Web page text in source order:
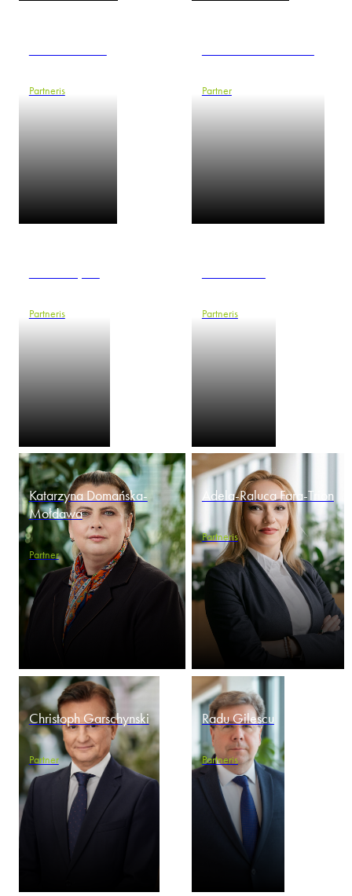
Partneris Partner
Partneris Partneris
Katarzyna Domańska-
Mołdawa
Partner
Adela-Raluca Fara-Trion
Partneris
Christoph Garschynski
Partner
Radu Gilescu
Partneris